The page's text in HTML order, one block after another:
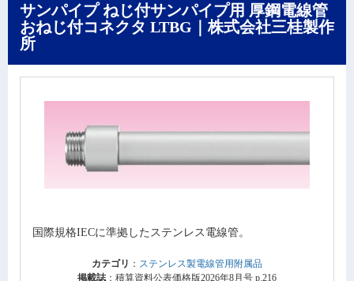
サンパイプ ねじ付サンパイプ用 厚鋼電線管
おねじ付コネクタ LTBG｜株式会社三桂製作
所
国際規格IECに準拠したステンレス電線管。
カテゴリ ： ステンレス製電線管用附属品
掲載誌 ：積算資料公表価格版2026年8月号 p.216